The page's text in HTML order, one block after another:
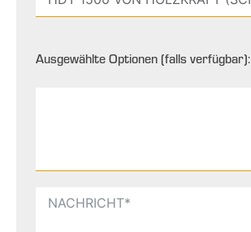
Ausgewählte Optionen (falls verfügbar):